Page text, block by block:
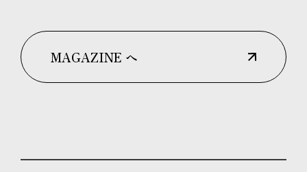
MAGAZINE へ